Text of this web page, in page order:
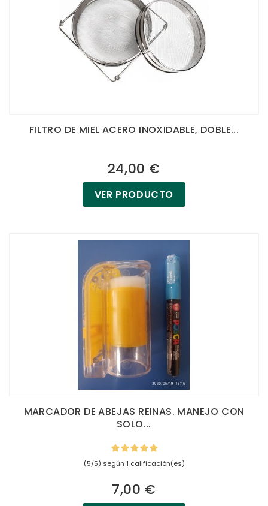
FILTRO DE MIEL ACERO INOXIDABLE, DOBLE...
24,00 €
VER PRODUCTO
MARCADOR DE ABEJAS REINAS. MANEJO CON
SOLO...
(5/5) según 1 calificación(es)
7,00 €